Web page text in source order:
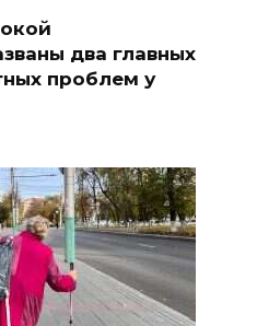
два главных
проблем у